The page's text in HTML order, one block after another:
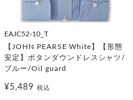
EAJC52-10_T
【JOHN PEARSE White】【形態
安定】ボタンダウンドレスシャツ/
ブルー/Oil guard
¥5,489 税込